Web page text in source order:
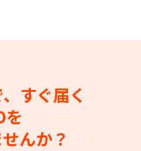
すぐ届く
を
んか？